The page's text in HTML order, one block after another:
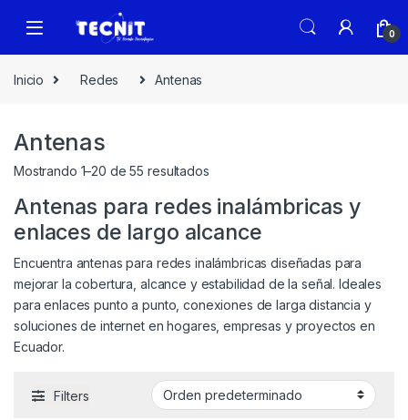
0
Inicio Redes Antenas
Antenas
Mostrando 1–20 de 55 resultados
Antenas para redes inalámbricas y
enlaces de largo alcance
Encuentra antenas para redes inalámbricas diseñadas para
mejorar la cobertura, alcance y estabilidad de la señal. Ideales
para enlaces punto a punto, conexiones de larga distancia y
soluciones de internet en hogares, empresas y proyectos en
Ecuador.
Filters